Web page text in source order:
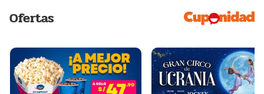
Ofertas